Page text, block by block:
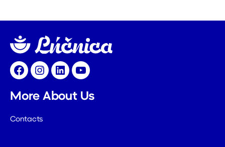
FacebookInstagramLinkedInYouTube
More About Us
Contacts